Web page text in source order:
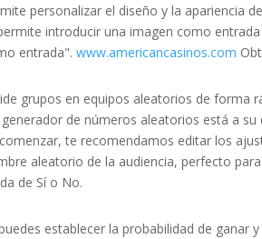
personalizar el diseño y la apariencia
introducir una imagen como
entrada".www.americancasinos.com
grupos en equipos aleatorios de forma
generador de números aleatorios está a
te recomendamos editar los
aleatorio de la audiencia, perfecto
de Sí o No.
establecer la probabilidad de ganar